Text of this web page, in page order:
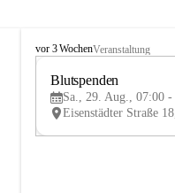
B
e
vor 3 WochenVeranstaltung
Blutspenden
Sa., 29. Aug., 07:00 -